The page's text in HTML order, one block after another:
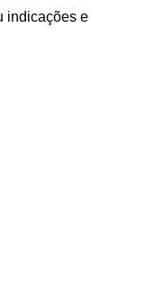
indicações e